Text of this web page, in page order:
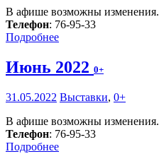
В афише возможны изменения.
Телефон: 76-95-33
Подробнее
Июнь 2022 0+
31.05.2022 Выставки, 0+
В афише возможны изменения.
Телефон: 76-95-33
Подробнее